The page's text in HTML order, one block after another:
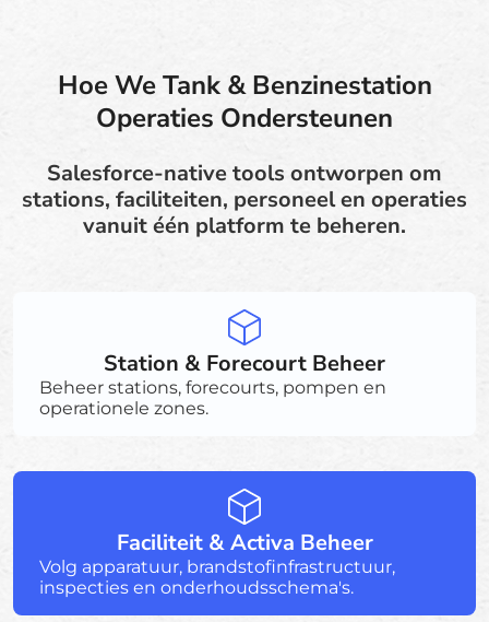
Hoe We Tank & Benzinestation
Operaties Ondersteunen
Salesforce-native tools ontworpen om
stations, faciliteiten, personeel en operaties
vanuit één platform te beheren.
Station & Forecourt Beheer
Beheer stations, forecourts, pompen en
operationele zones.
Faciliteit & Activa Beheer
Volg apparatuur, brandstofinfrastructuur,
inspecties en onderhoudsschema's.